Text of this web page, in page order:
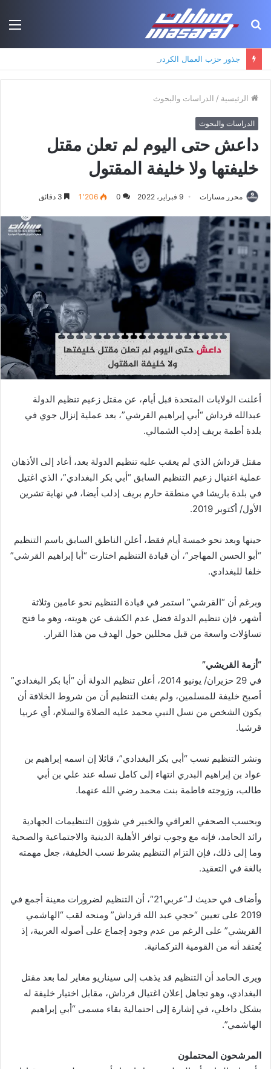
بحث
الرئيسية / الدراسات والبحوث
الدراسات والبحوث
داعش حتى اليوم لم تعلن مقتل
خليفتها ولا خليفة المقتول
محرر مسارات 9 فبراير، 2022 0 1٬206
أعلنت الولايات المتحدة قبل أيام، عن مقتل زعيم تنظيم الدولة
عبدالله قرداش “أبي إبراهيم القرشي”، بعد عملية إنزال جوي في
بلدة أطمة بريف إدلب الشمالي.
مقتل قرداش الذي لم يعقب عليه تنظيم الدولة بعد، أعاد إلى الأذهان
عملية اغتيال زعيم التنظيم السابق “أبي بكر البغدادي”، الذي اغتيل
في بلدة باريشا في منطقة حارم بريف إدلب أيضا، في نهاية تشرين
الأول/ أكتوبر 2019.
حينها وبعد نحو خمسة أيام فقط، أعلن الناطق السابق باسم التنظيم
“أبو الحسن المهاجر”، أن قيادة التنظيم اختارت “أبا إبراهيم القرشي”
خلفا للبغدادي.
وبرغم أن “القرشي” استمر في قيادة التنظيم نحو عامين وثلاثة
أشهر، فإن تنظيم الدولة فضل عدم الكشف عن هويته، وهو ما فتح
تساؤلات واسعة من قبل محللين حول الهدف من هذا القرار.
“أزمة القريشي”
في 29 حزيران/ يونيو 2014، أعلن تنظيم الدولة أن “أبا بكر البغدادي”
أصبح خليفة للمسلمين، ولم يفت التنظيم أن من شروط الخلافة أن
يكون الشخص من نسل النبي محمد عليه الصلاة والسلام، أي عربيا
قرشيا.
ونشر التنظيم نسب “أبي بكر البغدادي”، قائلا إن اسمه إبراهيم بن
عواد بن إبراهيم البدري انتهاء إلى كامل نسله عند علي بن أبي
طالب، وزوجته فاطمة بنت محمد رضي الله عنهما.
وبحسب الصحفي العراقي والخبير في شؤون التنظيمات الجهادية
رائد الحامد، فإنه مع وجوب توافر الأهلية الدينية والاجتماعية والصحية
وما إلى ذلك، فإن التزام التنظيم بشرط نسب الخليفة، جعل مهمته
بالغة في التعقيد.
وأضاف في حديث لـ”عربي21″، أن التنظيم لضرورات معينة أجمع في
2019 على تعيين “حجي عبد الله قرداش” ومنحه لقب “الهاشمي
القريشي” على الرغم من عدم وجود إجماع على أصوله العربية، إذ
يُعتقد أنه من القومية التركمانية.
ويرى الحامد أن التنظيم قد يذهب إلى سيناريو مغاير لما بعد مقتل
البغدادي، وهو تجاهل إعلان اغتيال قرداش، مقابل اختيار خليفة له
بشكل داخلي، في إشارة إلى احتمالية بقاء مسمى “أبي إبراهيم
الهاشمي”.
المرشحون المحتملون